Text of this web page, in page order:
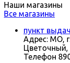
Наши магазины
Все магазины
пункт
Адрес: МО,
Цветочный,
Телефон